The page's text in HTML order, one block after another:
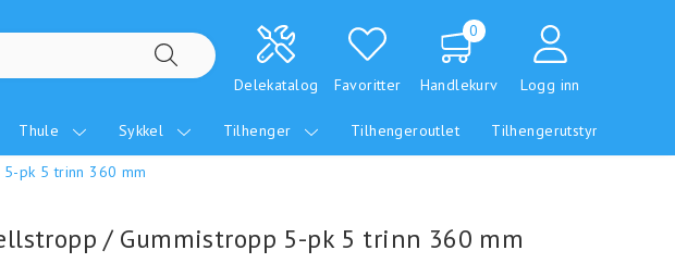
Delekatalog Favoritter
0
Handlekurv Logg inn
Thule Sykkel Tilhenger Tilhengeroutlet Tilhengerutstyr
pk 5 trinn 360 mm
/ Gummistropp 5-pk 5 trinn 360 mm